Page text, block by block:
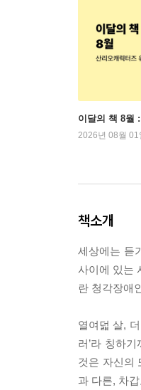
이달의 책 8월
2026년 08월 01
책소개
세상에는 듣
사이에 있는
란 청각장애
열여덟 살,
러’라 칭하
것은 자신의
과 다른, 차